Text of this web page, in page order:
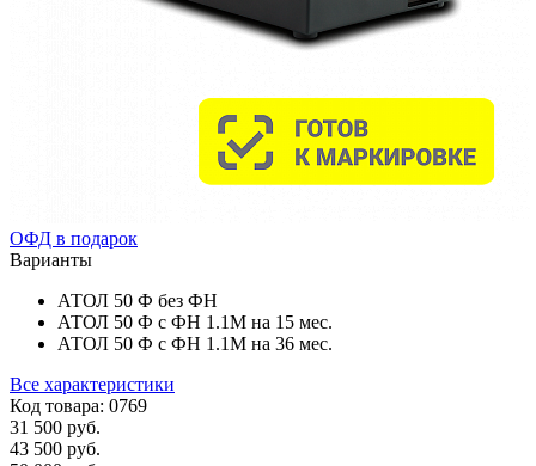
ОФД в подарок
Варианты
АТОЛ 50 Ф без ФН
АТОЛ 50 Ф с ФН 1.1М на 15 мес.
АТОЛ 50 Ф с ФН 1.1М на 36 мес.
Все характеристики
Код товара: 0769
31 500 руб.
43 500 руб.